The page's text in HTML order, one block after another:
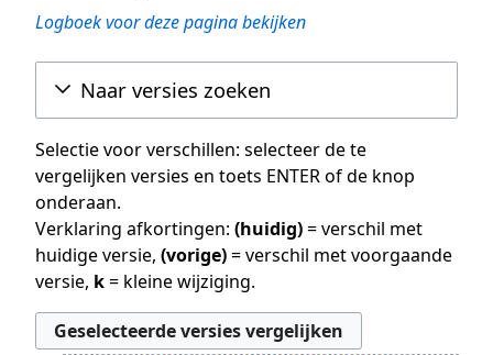
Logboek voor deze pagina bekijken
Naar versies zoeken
Selectie voor verschillen: selecteer de te
vergelijken versies en toets ENTER of de knop
onderaan.
Verklaring afkortingen: (huidig)= verschil met
huidige versie, (vorige)= verschil met voorgaande
versie, k= kleine wijziging.